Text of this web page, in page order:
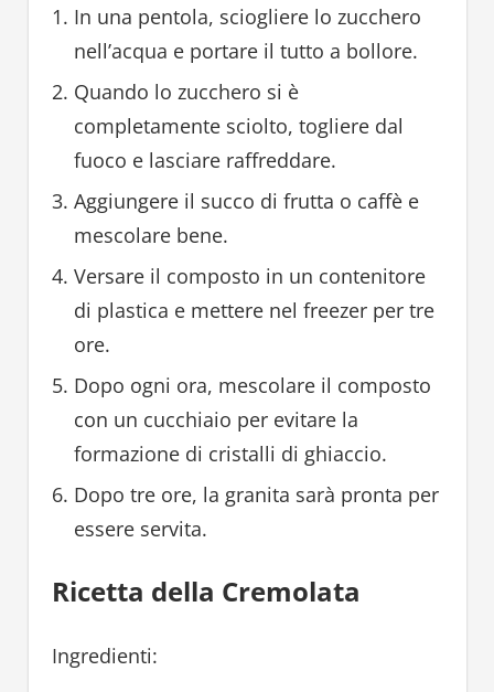
In una pentola, sciogliere lo zucchero
nell’acqua e portare il tutto a bollore.
Quando lo zucchero si è
completamente sciolto, togliere dal
fuoco e lasciare raffreddare.
Aggiungere il succo di frutta o caffè e
mescolare bene.
Versare il composto in un contenitore
di plastica e mettere nel freezer per tre
ore.
Dopo ogni ora, mescolare il composto
con un cucchiaio per evitare la
formazione di cristalli di ghiaccio.
Dopo tre ore, la granita sarà pronta per
essere servita.
Ricetta della Cremolata
Ingredienti: